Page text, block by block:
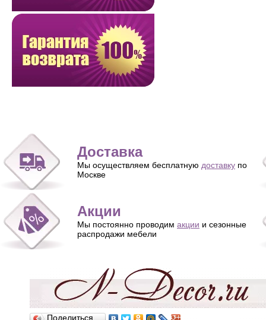
Доставка
Мы осуществляем бесплатную доставку по
Москве
Акции
Мы постоянно проводим акции и сезонные
распродажи мебели
Поделиться…